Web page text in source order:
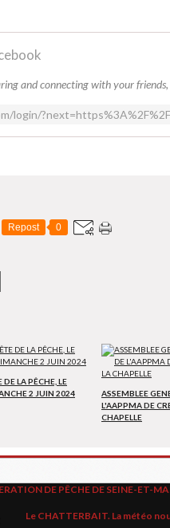
and connecting with your
Repost 0
DE LA PÊCHE, LE
2 JUIN 2024
ASSEMBLEE
L'AAPPMA DE
CHAPELLE
DE PÊCHE DE SEINE-ET-
Le CHATTERBAIT. La météo